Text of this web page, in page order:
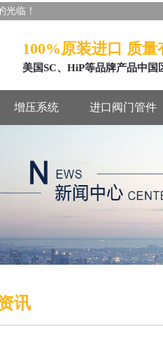
光临！
100%原装进口 质量
美国SC、HiP等品牌产品中国
增压系统 进口阀门管件
讯